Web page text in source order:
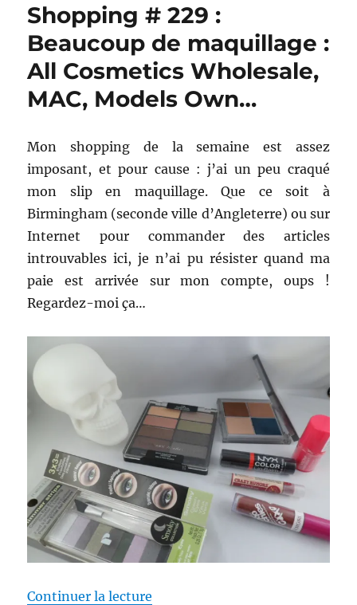
à
Amsterdam
(entre
Shopping # 229 :
Beaucoup de maquillage :
All Cosmetics Wholesale,
MAC, Models Own…
Mon shopping de la semaine est assez
imposant, et pour cause : j’ai un peu craqué
mon slip en maquillage. Que ce soit à
Birmingham (seconde ville d’Angleterre) ou sur
Internet pour commander des articles
introuvables ici, je n’ai pu résister quand ma
paie est arrivée sur mon compte, oups !
Regardez-moi ça…
Continuer la lecture